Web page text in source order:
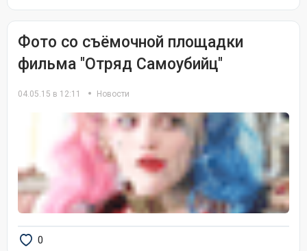
Фото со съёмочной площадки
фильма "Отряд Самоубийц"
04.05.15 в 12:11 Новости
0